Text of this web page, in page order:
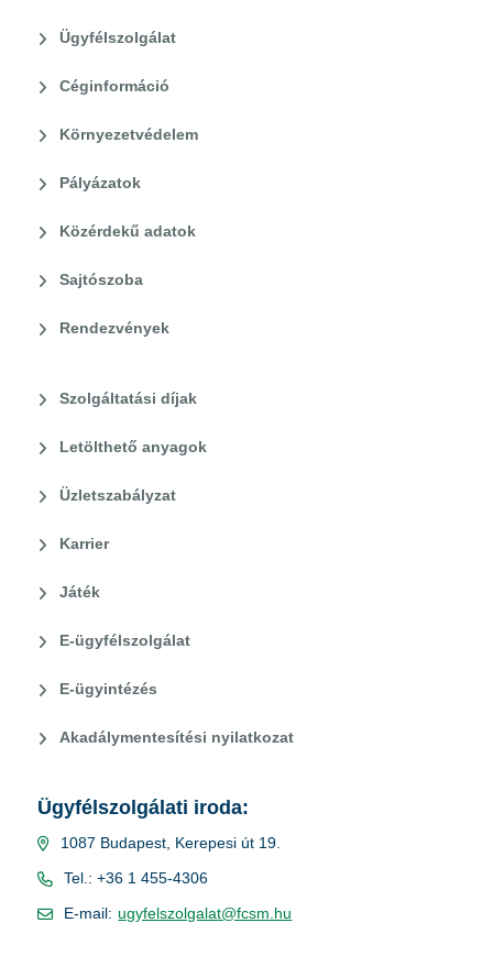
Ügyfélszolgálat
Céginformáció
Környezetvédelem
Pályázatok
Közérdekű adatok
Sajtószoba
Rendezvények
Szolgáltatási díjak
Letölthető anyagok
Üzletszabályzat
Karrier
Játék
E-ügyfélszolgálat
E-ügyintézés
Akadálymentesítési nyilatkozat
Ügyfélszolgálati iroda:
1087 Budapest, Kerepesi út 19.
Tel.: +36 1 455-4306
E-mail: ugyfelszolgalat@fcsm.hu